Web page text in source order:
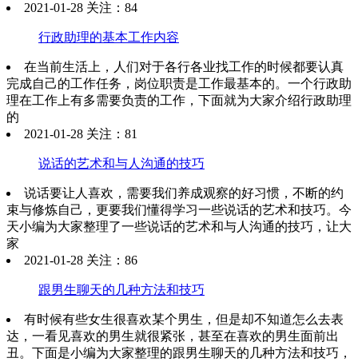
2021-01-28 关注：84
行政助理的基本工作内容
在当前生活上，人们对于各行各业找工作的时候都要认真
完成自己的工作任务，岗位职责是工作最基本的。一个行政助
理在工作上有多需要负责的工作，下面就为大家介绍行政助理
的
2021-01-28 关注：81
说话的艺术和与人沟通的技巧
说话要让人喜欢，需要我们养成观察的好习惯，不断的约
束与修炼自己，更要我们懂得学习一些说话的艺术和技巧。今
天小编为大家整理了一些说话的艺术和与人沟通的技巧，让大
家
2021-01-28 关注：86
跟男生聊天的几种方法和技巧
有时候有些女生很喜欢某个男生，但是却不知道怎么去表
达，一看见喜欢的男生就很紧张，甚至在喜欢的男生面前出
丑。下面是小编为大家整理的跟男生聊天的几种方法和技巧，